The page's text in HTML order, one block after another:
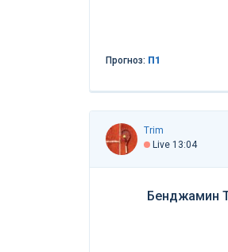
Прогноз: П1
Trim
Live 13:04
Бенджамин